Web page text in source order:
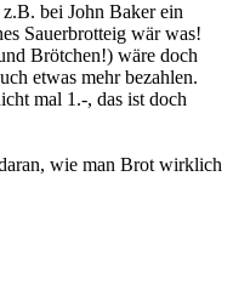
bei John Baker ein
Sauerbrotteig wär was!
Brötchen!) wäre doch
etwas mehr bezahlen.
mal 1.-, das ist doch
wie man Brot wirklich